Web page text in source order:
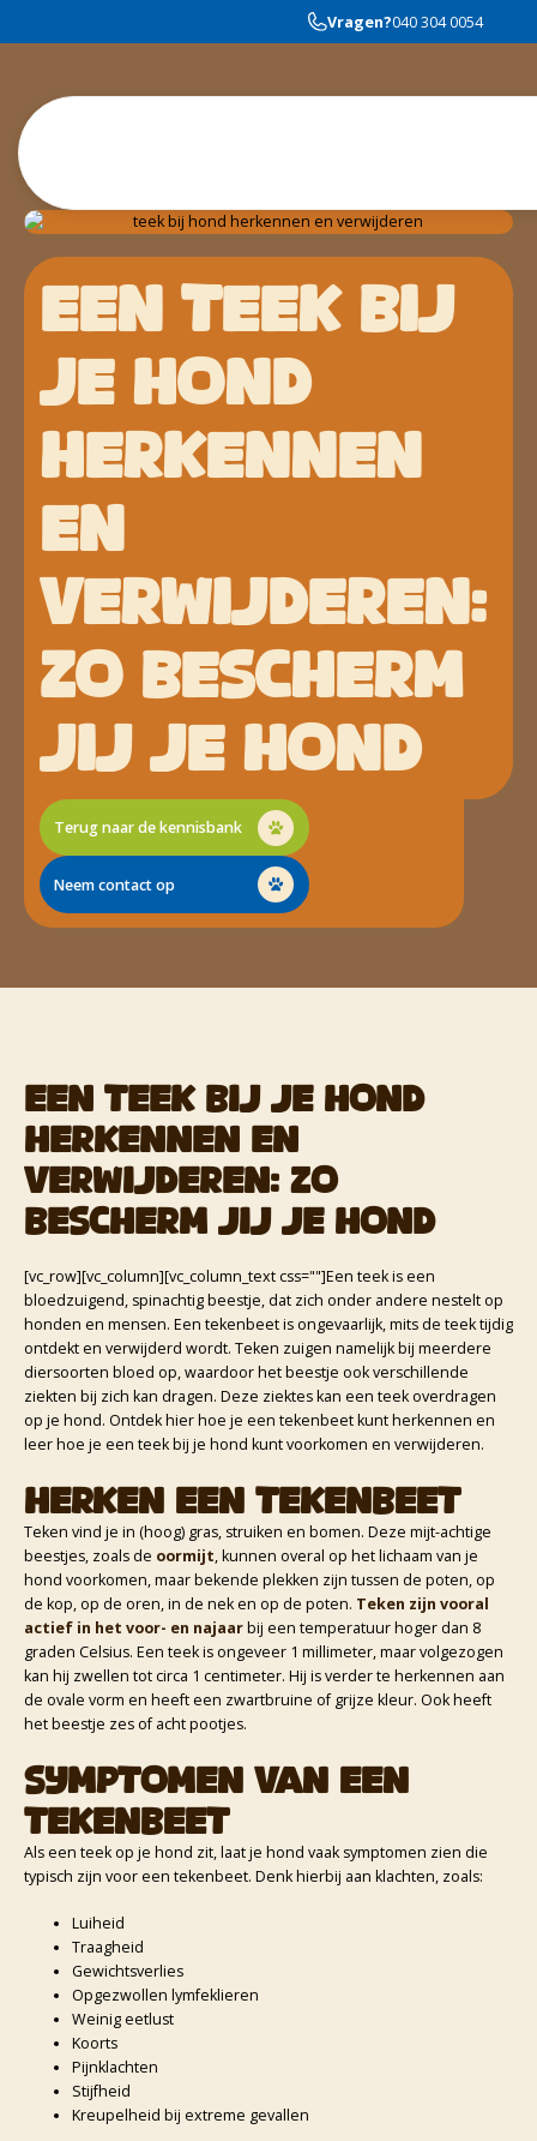
Vragen?040 304 0054
EEN TEEK BIJ
JE HOND
HERKENNEN
EN
VERWIJDEREN:
ZO BESCHERM
JIJ JE HOND
Terug naar de kennisbank
Neem contact op
EEN TEEK BIJ JE HOND
HERKENNEN EN
VERWIJDEREN: ZO
BESCHERM JIJ JE HOND
[vc_row][vc_column][vc_column_text css=""]Een teek is een
bloedzuigend, spinachtig beestje, dat zich onder andere nestelt op
honden en mensen. Een tekenbeet is ongevaarlijk, mits de teek tijdig
ontdekt en verwijderd wordt. Teken zuigen namelijk bij meerdere
diersoorten bloed op, waardoor het beestje ook verschillende
ziekten bij zich kan dragen. Deze ziektes kan een teek overdragen
op je hond. Ontdek hier hoe je een tekenbeet kunt herkennen en
leer hoe je een teek bij je hond kunt voorkomen en verwijderen.
Herken een tekenbeet
Teken vind je in (hoog) gras, struiken en bomen. Deze mijt-achtige
beestjes, zoals de oormijt, kunnen overal op het lichaam van je
hond voorkomen, maar bekende plekken zijn tussen de poten, op
de kop, op de oren, in de nek en op de poten. Teken zijn vooral
actief in het voor- en najaarbij een temperatuur hoger dan 8
graden Celsius. Een teek is ongeveer 1 millimeter, maar volgezogen
kan hij zwellen tot circa 1 centimeter. Hij is verder te herkennen aan
de ovale vorm en heeft een zwartbruine of grijze kleur. Ook heeft
het beestje zes of acht pootjes.
Symptomen van een
tekenbeet
Als een teek op je hond zit, laat je hond vaak symptomen zien die
typisch zijn voor een tekenbeet. Denk hierbij aan klachten, zoals:
Luiheid
Traagheid
Gewichtsverlies
Opgezwollen lymfeklieren
Weinig eetlust
Koorts
Pijnklachten
Stijfheid
Kreupelheid bij extreme gevallen